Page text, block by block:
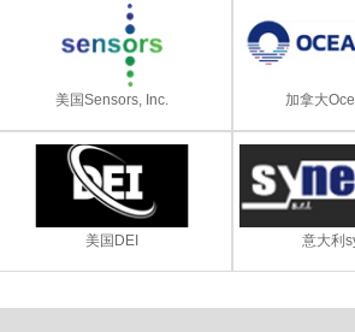
美国Sensors, Inc. 加拿大
美国DEI 意大利